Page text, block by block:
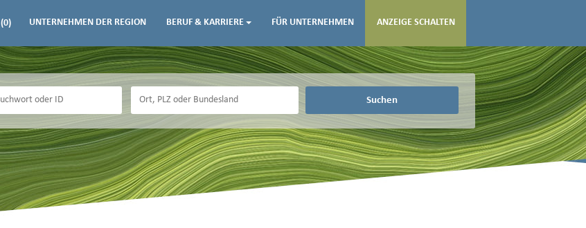
(0) UNTERNEHMEN DER REGION BERUF & KARRIERE FÜR UNTERNEHMEN ANZEIGE SCHALTEN
Suchen